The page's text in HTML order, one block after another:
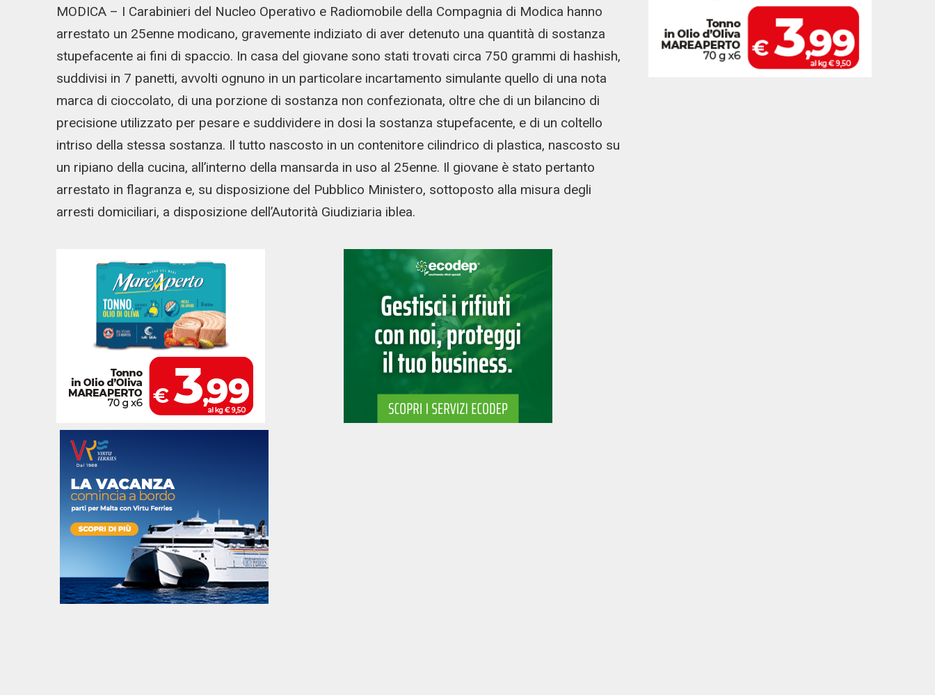
MODICA – I Carabinieri del Nucleo Operativo e Radiomobile della Compagnia di Modica hanno
arrestato un 25enne modicano, gravemente indiziato di aver detenuto una quantità di sostanza
stupefacente ai fini di spaccio. In casa del giovane sono stati trovati circa 750 grammi di hashish,
suddivisi in 7 panetti, avvolti ognuno in un particolare incartamento simulante quello di una nota
marca di cioccolato, di una porzione di sostanza non confezionata, oltre che di un bilancino di
precisione utilizzato per pesare e suddividere in dosi la sostanza stupefacente, e di un coltello
intriso della stessa sostanza. Il tutto nascosto in un contenitore cilindrico di plastica, nascosto su
un ripiano della cucina, all’interno della mansarda in uso al 25enne. Il giovane è stato pertanto
arrestato in flagranza e, su disposizione del Pubblico Ministero, sottoposto alla misura degli
arresti domiciliari, a disposizione dell’Autorità Giudiziaria iblea.